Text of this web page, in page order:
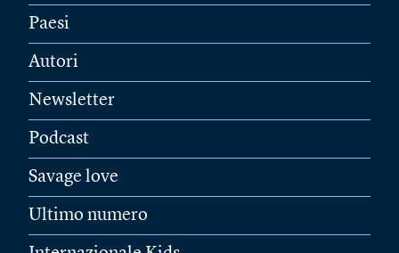
Paesi
Autori
Newsletter
Podcast
Savage love
Ultimo numero